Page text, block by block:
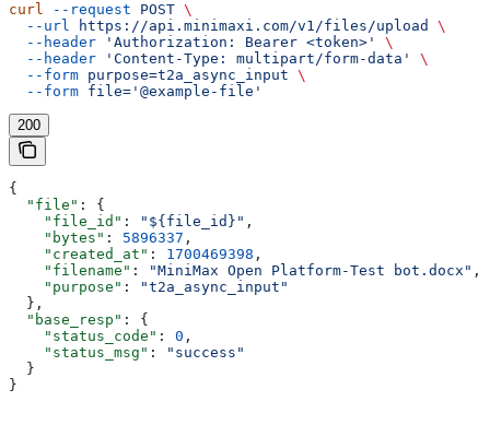
curl --request POST \
  --url
https://api.minimaxi.com/v1/files/upload
\
  --header
'Authorization: Bearer <token>'
\
  --header
'Content-Type: multipart/form-data'
\
  --form
purpose=t2a_async_input \
  --form
file='@example-file'
200
{
  "file"
: {
    "file_id"
: "${file_id}" ,
    "bytes"
: 5896337 ,
    "created_at"
: 1700469398 ,
    "filename"
: "MiniMax Open Platform-Test bot.docx" ,
    "purpose"
:
"t2a_async_input"
  },
  "base_resp"
: {
    "status_code"
: 0 ,
    "status_msg"
:
"success"
  }
}